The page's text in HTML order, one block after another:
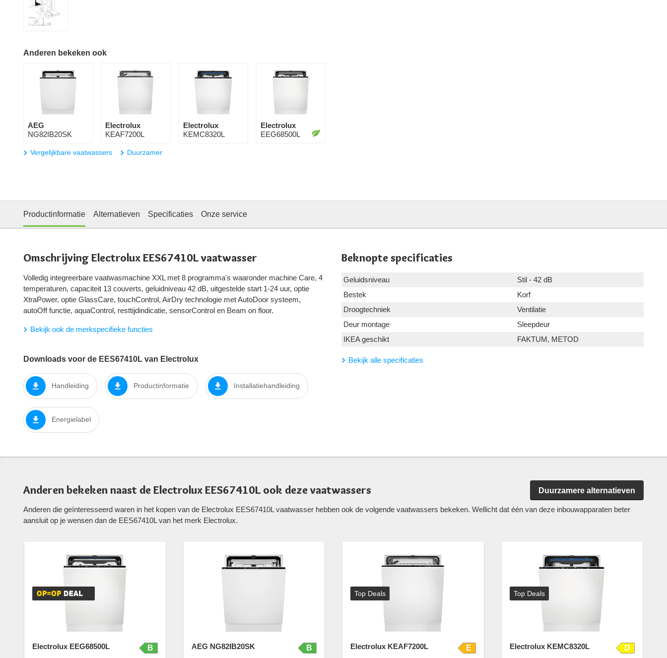
Anderen bekeken ook
AEG
NG82IB20SK
Electrolux
KEAF7200L
Electrolux
KEMC8320L
Electrolux
EEG68500L
Vergelijkbare vaatwassers Duurzamer
Productinformatie Alternatieven Specificaties Onze service
Omschrijving Electrolux EES67410L vaatwasser
Volledig integreerbare vaatwasmachine XXL met 8 programma's waaronder machine Care, 4
temperaturen, capaciteit 13 couverts, geluidniveau 42 dB, uitgestelde start 1-24 uur, optie
XtraPower, optie GlassCare, touchControl, AirDry technologie met AutoDoor systeem,
autoOff functie, aquaControl, resttijdindicatie, sensorControl en Beam on floor.
Bekijk ook de merkspecifieke functies
Downloads voor de EES67410L van Electrolux
Handleiding Productinformatie Installatiehandleiding
Energielabel
Beknopte specificaties
Geluidsniveau
Stil - 42 dB
Bestek
Korf
Droogtechniek
Ventilatie
Deur montage
Sleepdeur
IKEA geschikt
FAKTUM, METOD
Bekijk alle specificaties
Anderen bekeken naast de Electrolux EES67410L ook deze vaatwassers Duurzamere alternatieven
Anderen die geïnteresseerd waren in het kopen van de Electrolux EES67410L vaatwasser hebben ook de volgende vaatwassers bekeken. Wellicht dat één van deze inbouwapparaten beter
aansluit op je wensen dan de EES67410L van het merk Electrolux.
Electrolux EEG68500L B AEG NG82IB20SK B
Top Deals
Electrolux KEAF7200L E
Top Deals
Electrolux KEMC8320L D